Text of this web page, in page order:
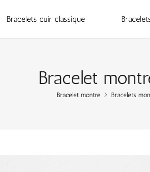
Bracelets cuir classique
Bracelet
Bracelet montre Bracelets